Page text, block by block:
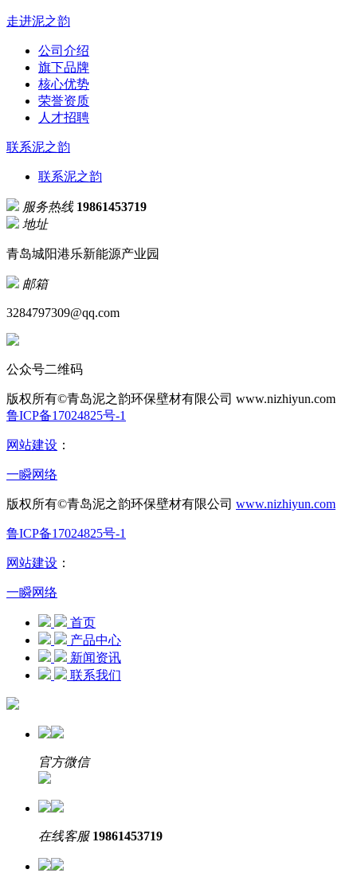
走进泥之韵
公司介绍
旗下品牌
核心优势
荣誉资质
人才招聘
联系泥之韵
联系泥之韵
服务热线 19861453719
地址
青岛城阳港乐新能源产业园
邮箱
3284797309@qq.com
公众号二维码
版权所有©青岛泥之韵环保壁材有限公司 www.nizhiyun.com
鲁ICP备17024825号-1
网站建设 ：
一瞬网络
版权所有©青岛泥之韵环保壁材有限公司 www.nizhiyun.com
鲁ICP备17024825号-1
网站建设 ：
一瞬网络
首页
产品中心
新闻资讯
联系我们
官方微信
在线客服 19861453719